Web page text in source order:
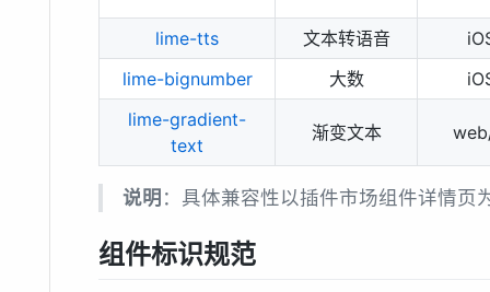
lime-tts 文本转语音
lime-bignumber
大数
lime-gradient-
text
渐变文本
说明 ：具体兼容性以插件市场组件详情页
组件标识规范